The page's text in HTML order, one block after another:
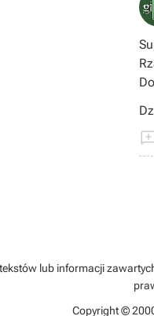
lub informacji
Copyright ©